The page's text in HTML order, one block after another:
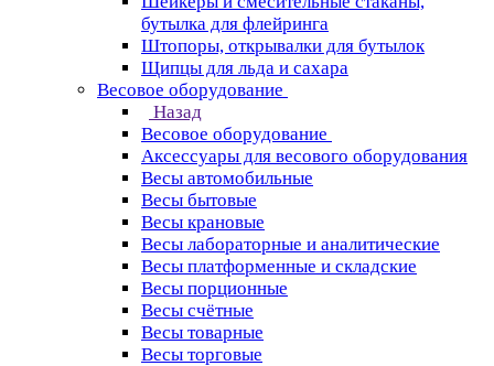
бутылка для флейринга
Штопоры, открывалки для бутылок
Щипцы для льда и сахара
Весовое оборудование
Назад
Весовое оборудование
Аксессуары для весового оборудования
Весы автомобильные
Весы бытовые
Весы крановые
Весы лабораторные и аналитические
Весы платформенные и складские
Весы порционные
Весы счётные
Весы товарные
Весы торговые